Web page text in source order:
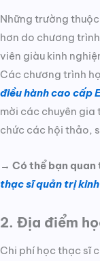
Những trường
hơn do chương
viên giàu kinh
Các chương trình
điều hành cao cấp
mời các chuyên
chức các hội thảo,
→ Có thể bạn quan
thạc sĩ quản trị
2. Địa điểm
Chi phí học thạc sĩ